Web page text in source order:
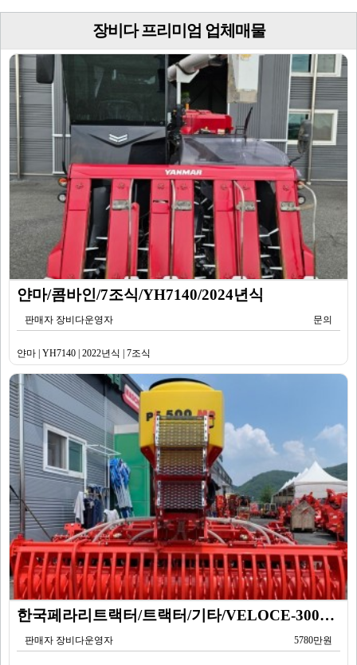
장비다 프리미엄 업체매물
얀마/콤바인/7조식/YH7140/2024년식
판매자 장비다운영자 문의
얀마 | YH7140 | 2022년식 | 7조식
한국페라리트랙터/트랙터/기타/VELOCE-300PS500M2E/2022년식
판매자 장비다운영자 5780만원